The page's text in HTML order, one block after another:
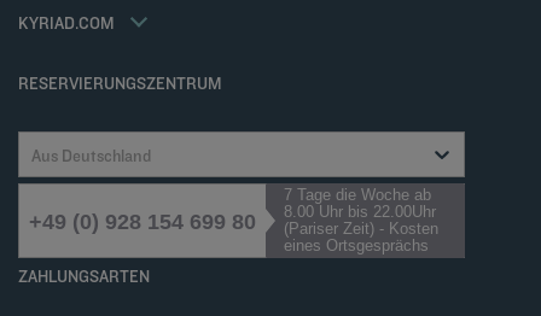
KYRIAD.COM
Accessibility statement
RESERVIERUNGSZENTRUM
Aus Deutschland
+49 (0) 928 154 699 80
7 Tage die Woche ab
8.00 Uhr bis 22.00Uhr
(Pariser Zeit) - Kosten
eines Ortsgesprächs
ZAHLUNGSARTEN